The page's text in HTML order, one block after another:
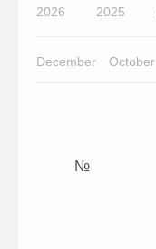
2026 2025
December October